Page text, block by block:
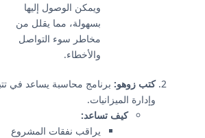
ويمكن الوصول إليها
بسهولة، مما يقلل من
مخاطر سوء التواصل
والأخطاء.
كتب زوهو: برنامج محاسبة يساعد في
وإدارة الميزانيات.
كيف تساعد:
يراقب نفقات المشروع